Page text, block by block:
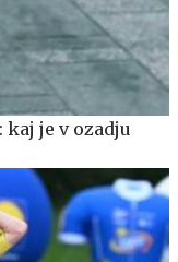
je v ozadju